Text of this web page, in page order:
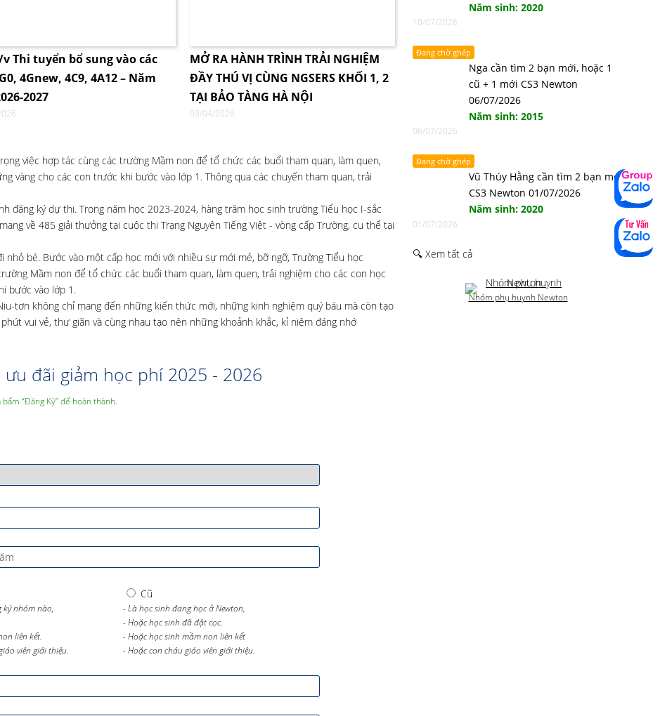
v Thi tuyển bổ sung vào các
4Gnew, 4C9, 4A12 – Năm
2027
MỞ RA HÀNH TRÌNH TRẢI NGHIỆM
ĐẦY THÚ VỊ CÙNG NGSERS KHỐI 1, 2
TẠI BẢO TÀNG HÀ NỘI
03/04/2026
việc hợp tác cùng các trường Mầm non để tổ chức các buổi tham quan, làm quen,
vàng cho các con trước khi bước vào lớp 1. Thông qua các chuyến tham quan, trải
đăng ký dự thi. Trong năm học 2023-2024, hàng trăm học sinh trường Tiểu học I-sắc
về 485 giải thưởng tại cuộc thi Trạng Nguyên Tiếng Việt - vòng cấp Trường, cụ thể tại
bé. Bước vào một cấp học mới với nhiều sự mới mẻ, bỡ ngỡ, Trường Tiểu học
Mầm non để tổ chức các buổi tham quan, làm quen, trải nghiệm cho các con học
bước vào lớp 1.
tơn không chỉ mang đến những kiến thức mới, những kinh nghiệm quý báu mà còn tạo
vui vẻ, thư giãn và cùng nhau tạo nên những khoảnh khắc, kỉ niệm đáng nhớ
đãi giảm học phí 2025 - 2026
“Đăng Ký” để hoàn thành.
ký nhóm nào,
liên kết.
viên giới thiệu.
Cũ
- Là học sinh đang học ở Newton,
- Hoặc học sinh đã đặt cọc.
- Hoặc học sinh mầm non liên kết
- Hoặc con cháu giáo viên giới thiệu.
Năm sinh: 2020
10/07/2026
Đang chờ ghép
Nga cần tìm 2 bạn mới, hoặc 1
cũ + 1 mới CS3 Newton
06/07/2026
Năm sinh: 2015
06/07/2026
Đang chờ ghép
Vũ Thúy Hằng cần tìm 2 bạn mới
CS3 Newton 01/07/2026
Năm sinh: 2020
01/07/2026
🔍 Xem tất cả
Nhóm phụ huynh Newton